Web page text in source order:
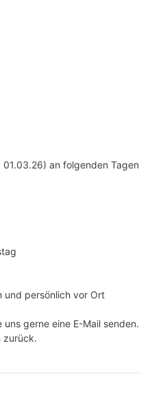
an folgenden Tagen
und persönlich vor Ort
gerne eine E-Mail senden.
zurück.